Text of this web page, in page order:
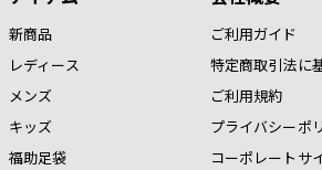
新商品
レディース
メンズ
キッズ
福助足袋
ご利用ガイド
特定商取引法に
ご利用規約
プライバシーポ
コーポレートサ